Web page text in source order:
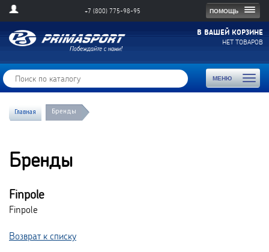
ПОМОЩЬ
+7 (800) 775-98-95
В ВАШЕЙ КОРЗИНЕ
НЕТ ТОВАРОВ
МЕНЮ
Toggle
Главная Бренды
Бренды
Finpole
Finpole
Возврат к списку